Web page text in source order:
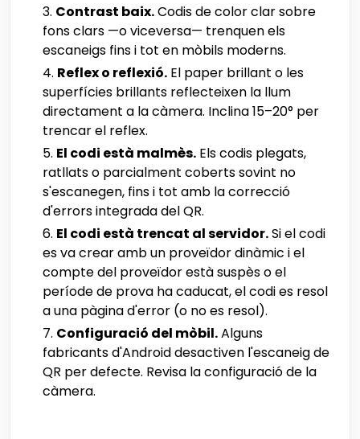
Contrast baix.Codis de color clar sobre
fons clars —o viceversa— trenquen els
escaneigs fins i tot en mòbils moderns.
Reflex o reflexió. El paper brillant o les
superfícies brillants reflecteixen la llum
directament a la càmera. Inclina 15–20° per
trencar el reflex.
El codi està malmès. Els codis plegats,
ratllats o parcialment coberts sovint no
s'escanegen, fins i tot amb la correcció
d'errors integrada del QR.
El codi està trencat al servidor.Si el codi
es va crear amb un proveïdor dinàmic i el
compte del proveïdor està suspès o el
període de prova ha caducat, el codi es resol
a una pàgina d'error (o no es resol).
Configuració del mòbil.Alguns
fabricants d'Android desactiven l'escaneig de
QR per defecte. Revisa la configuració de la
càmera.